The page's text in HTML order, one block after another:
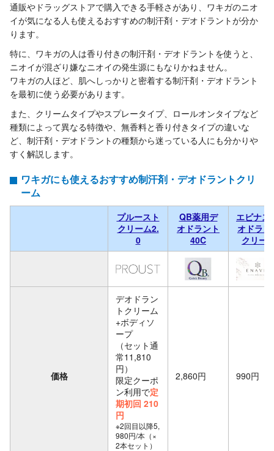
通販やドラッグストアで購入できる手軽さがあり、ワキガのニオ
イが気になる人も使えるおすすめの制汗剤・デオドラントが分か
ります。
特に、ワキガの人は香り付きの制汗剤・デオドラントを使うと、
ニオイが混ざり嫌なニオイの発生源にもなりかねません。
ワキガの人ほど、肌へしっかりと密着する制汗剤・デオドラント
を最初に使う必要があります。
また、クリームタイプやスプレータイプ、ロールオンタイプなど
種類によって異なる特徴や、無香料と香り付きタイプの違いな
ど、制汗剤・デオドラントの種類から迷っている人にも分かりや
すく解説します。
ワキガにも使えるおすすめ制汗剤・デオドラントクリ
ーム
プルースト
クリーム2.
0
QB薬用デ
オドラント
40C
エビナス
オドラン
クリー
価格
デオドラン
トクリーム
+ボディソ
ープ
（セット通
常11,810
円）
限定クーポ
ン利用で定
期初回 210
円
※2回目以降5,
980円/本（×
2本セット）
2,860円 990円